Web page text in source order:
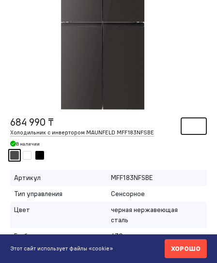
684 990 ₸
Холодильник с инвертором MAUNFELD MFF183NFSBE
В наличии
Артикул
MFF183NFSBE
Тип управления
Сенсорное
Цвет
черная нержавеющая
сталь
Глубина, мм
630
Этот сайт использует файлы «cookie» ХОРОШО